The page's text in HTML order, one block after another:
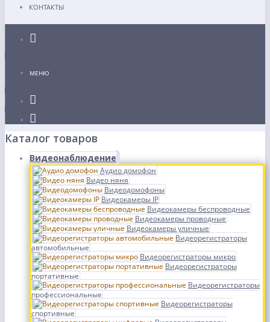
КОНТАКТЫ
МЕНЮ
Каталог товаров
Видеонаблюдение
Аудио домофон
Видео няня
Видеодомофоны
Видеокамеры IP
Видеокамеры беспроводные
Видеокамеры проводные
Видеокамеры уличные
Видеорегистраторы
автомобильные
Видеорегистраторы микро
Видеорегистраторы
портативные
Видеорегистраторы
профессиональные
Видеорегистраторы
спортивные